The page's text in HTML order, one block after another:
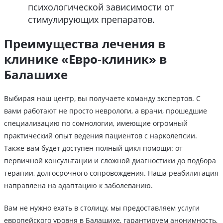
психологической зависимости от
стимулирующих препаратов.
Преимущества лечения в
клинике «Евро-клиник» в
Балашихе
Выбирая наш центр, вы получаете команду экспертов. С
вами работают не просто неврологи, а врачи, прошедшие
специализацию по сомнологии, имеющие огромный
практический опыт ведения пациентов с нарколепсии.
Также вам будет доступен полный цикл помощи: от
первичной консультации и сложной диагностики до подбора
терапии, долгосрочного сопровождения. Наша реабилитация
направлена на адаптацию к заболеванию.
Вам не нужно ехать в столицу, мы предоставляем услуги
европейского уровня в Балашихе, гарантируем анонимность,